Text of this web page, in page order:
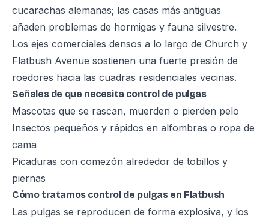
cucarachas alemanas; las casas más antiguas
añaden problemas de hormigas y fauna silvestre.
Los ejes comerciales densos a lo largo de Church y
Flatbush Avenue sostienen una fuerte presión de
roedores hacia las cuadras residenciales vecinas.
Señales de que necesita control de pulgas
Mascotas que se rascan, muerden o pierden pelo
Insectos pequeños y rápidos en alfombras o ropa de
cama
Picaduras con comezón alrededor de tobillos y
piernas
Cómo tratamos control de pulgas en Flatbush
Las pulgas se reproducen de forma explosiva, y los